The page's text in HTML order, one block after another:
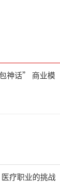
神话” 商业模
疗职业的挑战